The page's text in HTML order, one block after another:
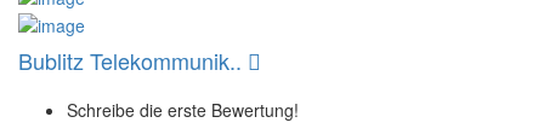
Bublitz Telekommunik..
Schreibe die erste Bewertung!